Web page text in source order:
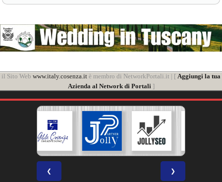
il Sito Web www.italy.cosenza.it è membro di NetworkPortali.it | [ Aggiungi la tua
Azienda al Network di Portali]
❮ ❯